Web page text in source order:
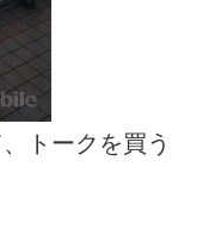
トークを買う